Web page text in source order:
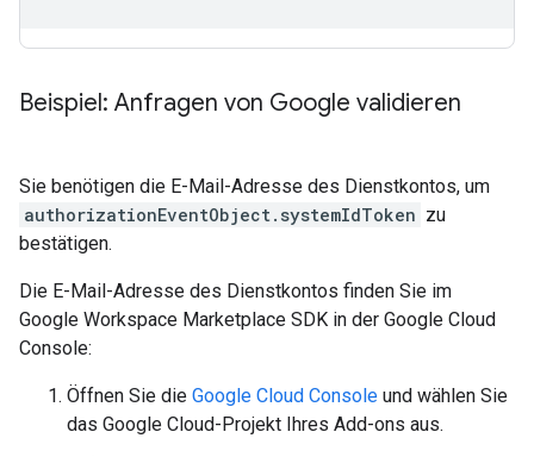
Beispiel: Anfragen von Google validieren
Sie benötigen die E-Mail-Adresse des Dienstkontos, um
authorizationEventObject.systemIdToken zu
bestätigen.
Die E-Mail-Adresse des Dienstkontos finden Sie im
Google Workspace Marketplace SDK in der Google Cloud
Console:
Öffnen Sie die Google Cloud Console und wählen Sie
das Google Cloud-Projekt Ihres Add-ons aus.